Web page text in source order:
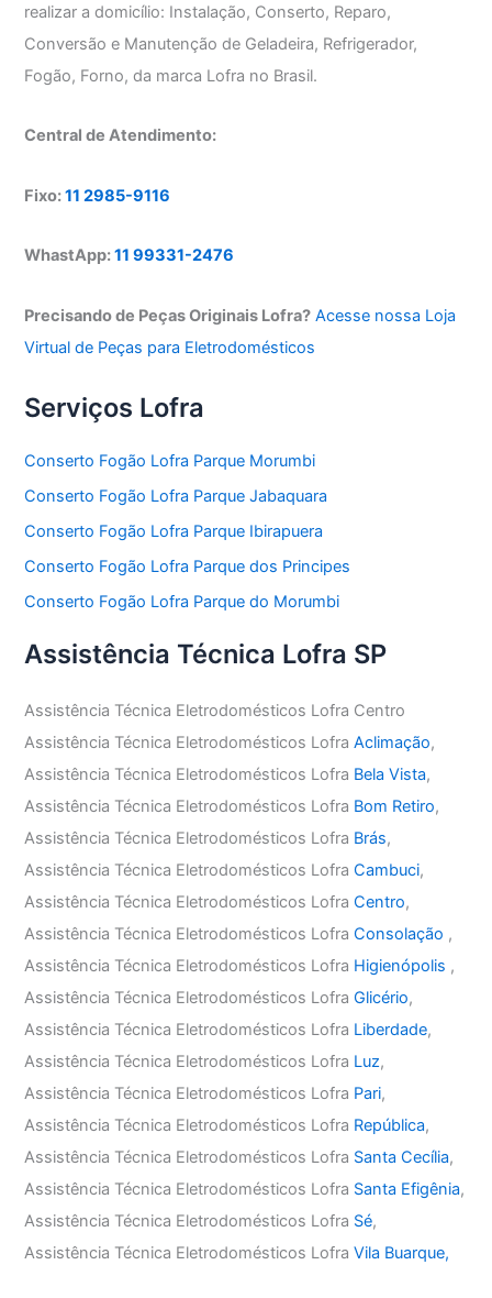
realizar a domicílio: Instalação, Conserto, Reparo,
Conversão e Manutenção de Geladeira, Refrigerador,
Fogão, Forno, da marca Lofra no Brasil.
Central de Atendimento:
Fixo:11 2985-9116
WhastApp:11 99331-2476
Precisando de Peças Originais Lofra? Acesse nossa Loja
Virtual de Peças para Eletrodomésticos
Serviços Lofra
Conserto Fogão Lofra Parque Morumbi
Conserto Fogão Lofra Parque Jabaquara
Conserto Fogão Lofra Parque Ibirapuera
Conserto Fogão Lofra Parque dos Principes
Conserto Fogão Lofra Parque do Morumbi
Assistência Técnica Lofra SP
Assistência Técnica Eletrodomésticos Lofra Centro
Assistência Técnica Eletrodomésticos LofraAclimação,
Assistência Técnica Eletrodomésticos Lofra Bela Vista,
Assistência Técnica Eletrodomésticos Lofra Bom Retiro,
Assistência Técnica Eletrodomésticos Lofra Brás,
Assistência Técnica Eletrodomésticos LofraCambuci,
Assistência Técnica Eletrodomésticos LofraCentro,
Assistência Técnica Eletrodomésticos LofraConsolação ,
Assistência Técnica Eletrodomésticos Lofra Higienópolis ,
Assistência Técnica Eletrodomésticos LofraGlicério,
Assistência Técnica Eletrodomésticos Lofra Liberdade,
Assistência Técnica Eletrodomésticos Lofra Luz,
Assistência Técnica Eletrodomésticos Lofra Pari,
Assistência Técnica Eletrodomésticos Lofra República,
Assistência Técnica Eletrodomésticos Lofra Santa Cecília,
Assistência Técnica Eletrodomésticos Lofra Santa Efigênia,
Assistência Técnica Eletrodomésticos Lofra Sé,
Assistência Técnica Eletrodomésticos LofraVila Buarque,